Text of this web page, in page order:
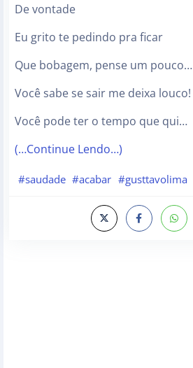
De vontade
Eu grito te pedindo pra ficar
Que bobagem, pense um pouco…
Você sabe se sair me deixa louco!
Você pode ter o tempo que qui…
(…Continue Lendo…)
#saudade #acabar #gusttavolima